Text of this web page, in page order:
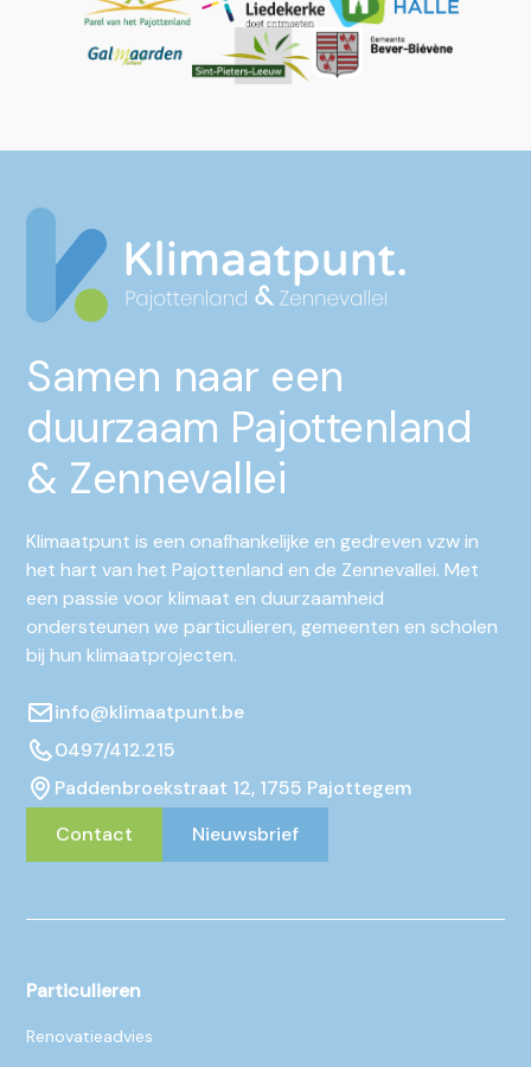
Samen naar een
duurzaam Pajottenland
& Zennevallei
Klimaatpunt is een onafhankelijke en gedreven vzw in
het hart van het Pajottenland en de Zennevallei. Met
een passie voor klimaat en duurzaamheid
ondersteunen we particulieren, gemeenten en scholen
bij hun klimaatprojecten.
info@klimaatpunt.be
0497/412.215
Paddenbroekstraat 12, 1755 Pajottegem
Contact
Nieuwsbrief
Particulieren
Renovatieadvies